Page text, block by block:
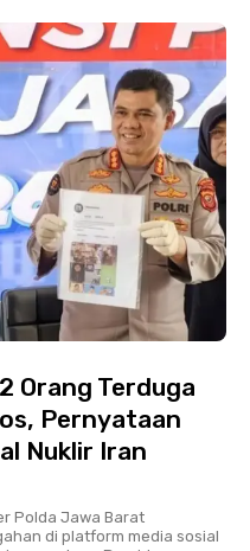
Orang Terduga
Pernyataan
Nuklir Iran
Polda Jawa Barat
di platform media sosial